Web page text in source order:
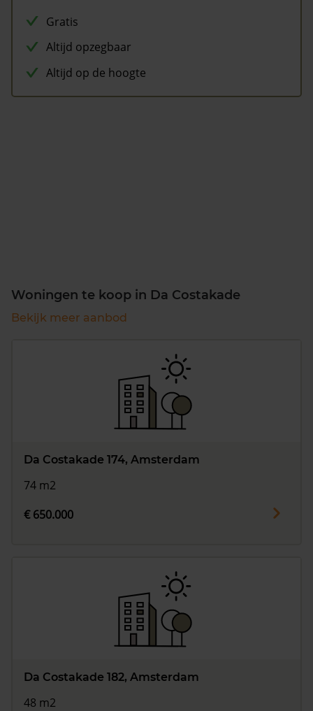
Gratis
Altijd opzegbaar
Altijd op de hoogte
Woningen te koop in Da Costakade
Bekijk meer aanbod
Da Costakade 174, Amsterdam
74 m2
€ 650.000
Da Costakade 182, Amsterdam
48 m2